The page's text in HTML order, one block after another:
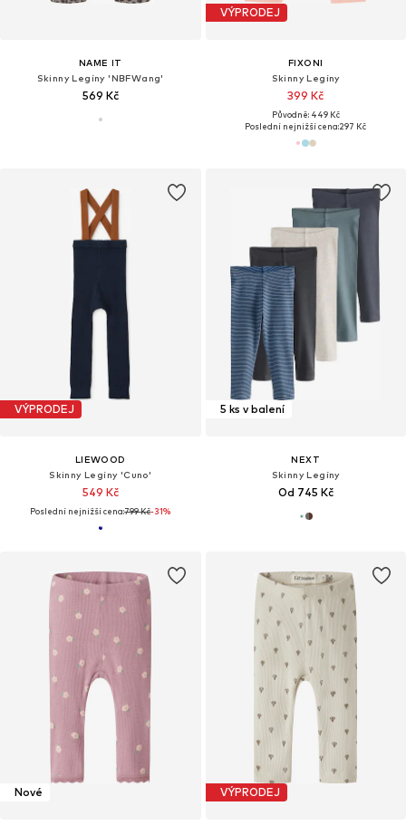
NAME IT
Skinny Legíny 'NBFWang'
569 Kč
VÝPRODEJ
FIXONI
Skinny Legíny
399 Kč
Původně: 449 Kč
Poslední nejnižší cena:297 Kč
VÝPRODEJ
LIEWOOD
Skinny Legíny 'Cuno'
549 Kč
Poslední nejnižší cena:799 Kč-31%
5 ks v balení
NEXT
Skinny Legíny
Od 745 Kč
Nové VÝPRODEJ